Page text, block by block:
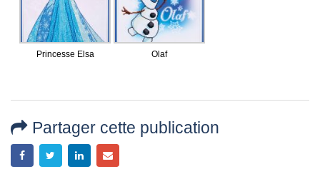
Princesse Elsa Olaf
Partager cette publication